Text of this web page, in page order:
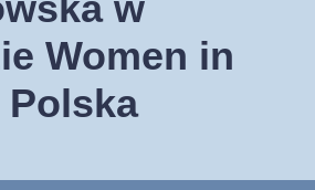
Women in
Polska